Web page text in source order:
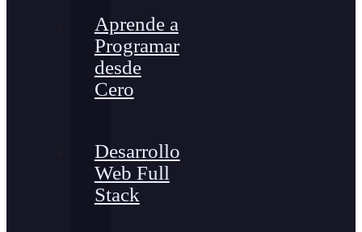
Aprende a
Programar
desde
Cero
Desarrollo
Web Full
Stack